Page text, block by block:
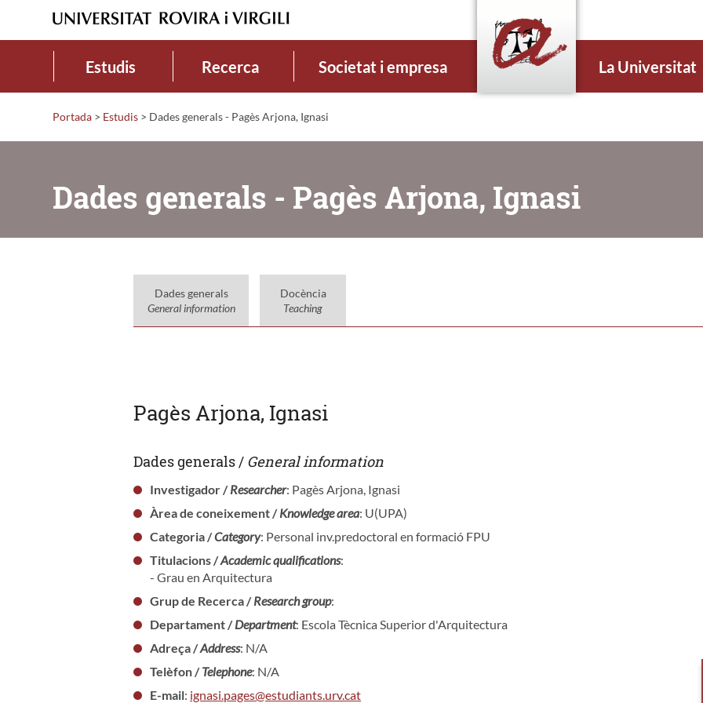
Estudis Recerca Societat i empresa La Universitat
Portada > Estudis > Dades generals - Pagès Arjona, Ignasi
Dades generals - Pagès Arjona, Ignasi
Dades generals
General information
Docència
Teaching
Pagès Arjona, Ignasi
Dades generals / General information
Investigador /Researcher: Pagès Arjona, Ignasi
Àrea de coneixement /Knowledge area: U(UPA)
Categoria /Category: Personal inv.predoctoral en formació FPU
Titulacions /Academic qualifications:
- Grau en Arquitectura
Grup de Recerca /Research group:
Departament /Department: Escola Tècnica Superior d'Arquitectura
Adreça /Address: N/A
Telèfon /Telephone: N/A
E-mail: ignasi.pages@estudiants.urv.cat